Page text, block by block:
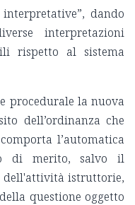
dando
interpretazioni
rispetto al sistema
procedurale la nuova
dell’ordinanza che
l’automatica
di merito, salvo il
dell'attività istruttorie,
questione oggetto